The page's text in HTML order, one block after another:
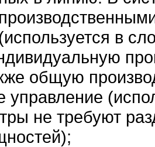
в
общую
управление
не требуют